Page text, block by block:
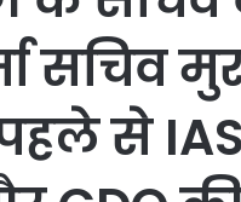
सचिव
पहले से